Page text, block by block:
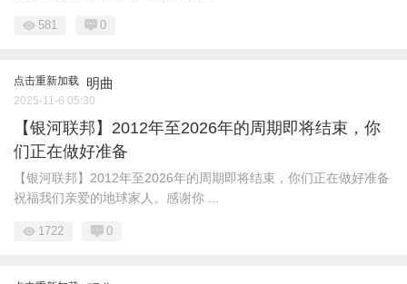
581 0
点击重新加载 明曲
2025-11-6 05:30
【银河联邦】2012年至2026年的周期即将结束，你
们正在做好准备
【银河联邦】2012年至2026年的周期即将结束，你们正在做好准备
祝福我们亲爱的地球家人。感谢你 ...
1722 0